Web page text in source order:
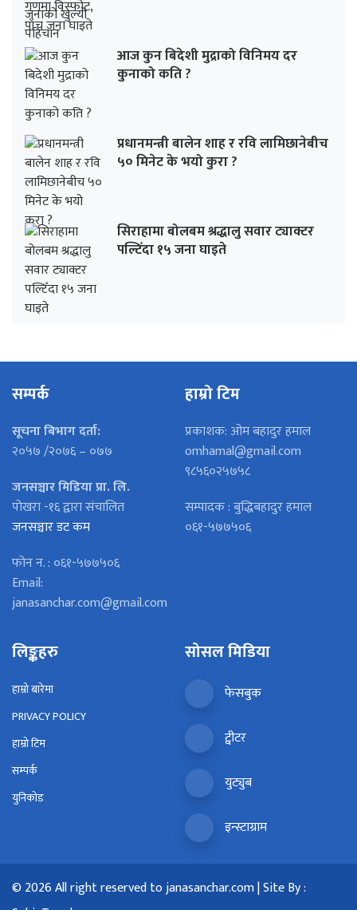
आज कुन बिदेशी मुद्राको विनिमय दर
कुनाको कति ?
प्रधानमन्त्री बालेन शाह र रवि लामिछानेबीच
५० मिनेट के भयो कुरा ?
सिराहामा बोलबम श्रद्धालु सवार ट्याक्टर
पल्टिँदा १५ जना घाइते
सम्पर्क
सूचना बिभाग दर्ता:
२०५७ /२०७६ – ०७७
जनसञ्चार मिडिया प्रा. लि.
पोखरा -१६ द्वारा संचालित
जनसञ्चार डट कम
फोन न. : ०६१-५७७५०६
Email:
janasanchar.com@gmail.com
हाम्रो टिम
प्रकाशक: ओम बहादुर हमाल
omhamal@gmail.com
९८५६०२५७५८
सम्पादक : बुद्धिबहादुर हमाल
०६१-५७७५०६
लिङ्कहरु
हाम्रो बारेमा
PRIVACY POLICY
हाम्रो टिम
सम्पर्क
युनिकोड
सोसल मिडिया
फेसबुक
ट्वीटर
युट्युब
इन्स्टाग्राम
© 2026 All right reserved to janasanchar.com | Site By :